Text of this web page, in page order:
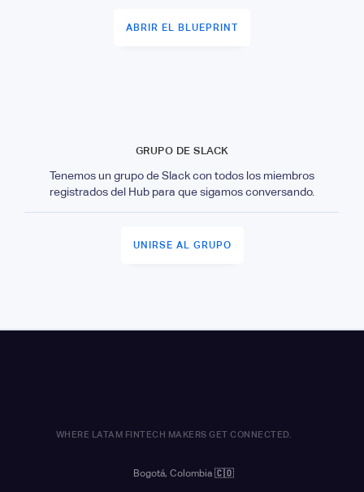
ABRIR EL BLUEPRINT
GRUPO DE SLACK
Tenemos un grupo de Slack con todos los miembros
registrados del Hub para que sigamos conversando.
UNIRSE AL GRUPO
WHERE LATAM FINTECH MAKERS GET CONNECTED.
Bogotá, Colombia 🇨🇴